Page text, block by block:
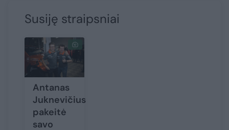
Susiję straipsniai
Antanas
Juknevičius
pakeitė
savo